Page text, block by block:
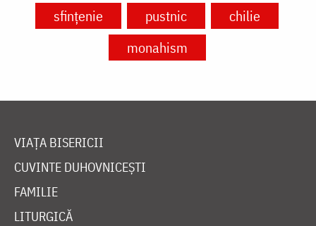
sfințenie pustnic
chilie
monahism
VIAȚA BISERICII
CUVINTE DUHOVNICEȘTI
FAMILIE
LITURGICĂ